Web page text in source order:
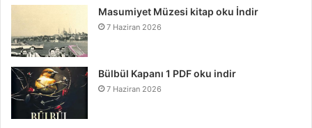
Masumiyet Müzesi kitap oku İndir
7 Haziran 2026
Bülbül Kapanı 1 PDF oku indir
7 Haziran 2026